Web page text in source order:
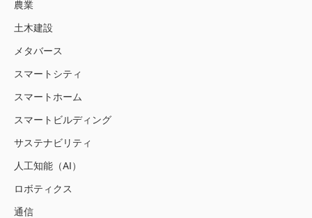
農業
土木建設
メタバース
スマートシティ
スマートホーム
スマートビルディング
サステナビリティ
人工知能（AI）
ロボティクス
通信